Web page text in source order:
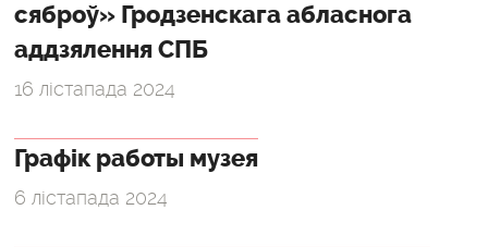
сяброў» Гродзенскага абласнога
аддзялення СПБ
16 лістапада 2024
Графік работы музея
6 лістапада 2024